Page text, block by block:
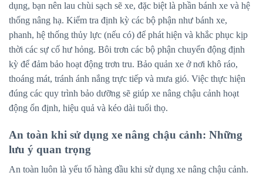
dụng, bạn nên lau chùi sạch sẽ xe, đặc biệt là phần bánh xe và hệ
thống nâng hạ. Kiểm tra định kỳ các bộ phận như bánh xe,
phanh, hệ thống thủy lực (nếu có) để phát hiện và khắc phục kịp
thời các sự cố hư hỏng. Bôi trơn các bộ phận chuyển động định
kỳ để đảm bảo hoạt động trơn tru. Bảo quản xe ở nơi khô ráo,
thoáng mát, tránh ánh nắng trực tiếp và mưa gió. Việc thực hiện
đúng các quy trình bảo dưỡng sẽ giúp xe nâng chậu cảnh hoạt
động ổn định, hiệu quả và kéo dài tuổi thọ.
An toàn khi sử dụng xe nâng chậu cảnh: Những
lưu ý quan trọng
An toàn luôn là yếu tố hàng đầu khi sử dụng xe nâng chậu cảnh.